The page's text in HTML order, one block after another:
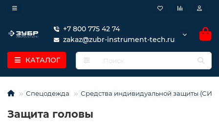
+7 800 775 42 74
zakaz@zubr-instrument-tech.ru
КАТАЛОГ
Спецодежда Средства индивидуальной защиты (СИЗ)
Защита головы